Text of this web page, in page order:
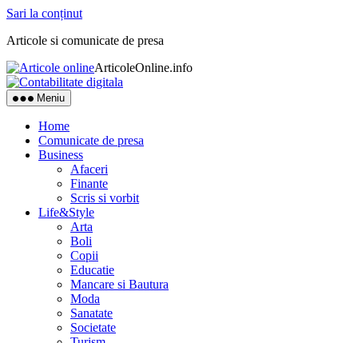
Sari la conținut
Articole si comunicate de presa
ArticoleOnline.info
Meniu
Home
Comunicate de presa
Business
Afaceri
Finante
Scris si vorbit
Life&Style
Arta
Boli
Copii
Educatie
Mancare si Bautura
Moda
Sanatate
Societate